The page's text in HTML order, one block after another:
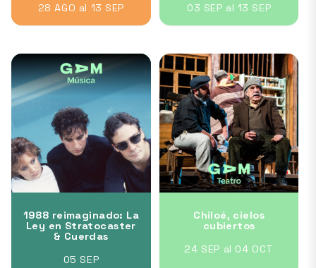
28 AGO al 13 SEP
03 SEP al 13 SEP
1988 reimaginado: La
Ley en Stratocaster
& Cuerdas
05 SEP
Chiloé, cielos
cubiertos
24 SEP al 04 OCT